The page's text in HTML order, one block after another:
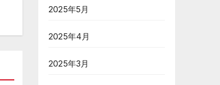
2025年5月
2025年4月
2025年3月